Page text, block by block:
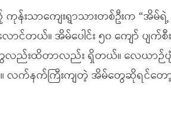
န်းသာကျေးရွာသားတစ်ဦးက “အိမ်
င်တယ်။ အိမ်ပေါင်း ၅၀ ကျော် ပျက်
ည်းထိတာလည်း ရှိတယ်။ လေယာဉ်
လက်နက်ကြီးကျတဲ့ အိမ်တွေဆိုရင်တေ